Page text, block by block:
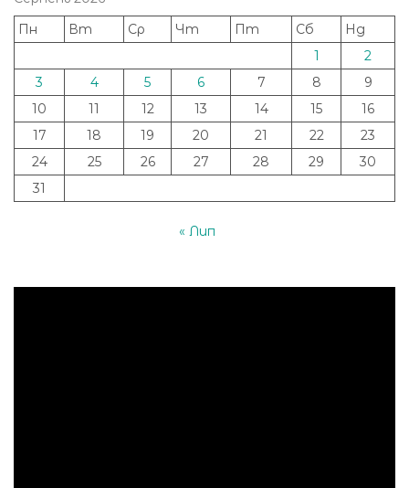
Пн
Вт Ср Чт Пт Сб
Нд
1
2
3
4 5 6 7 8
9
10
11 12 13 14 15
16
17
18 19 20 21 22
23
24
25 26 27 28 29
30
31
« Лип